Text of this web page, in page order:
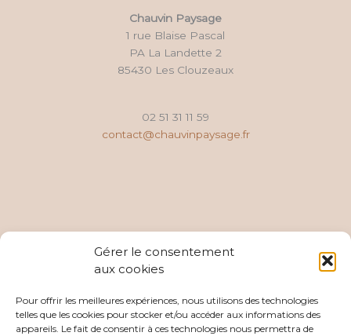
Gérer le consentement
aux cookies
Pour offrir les meilleures expériences, nous utilisons des technologies
telles que les cookies pour stocker et/ou accéder aux informations des
appareils. Le fait de consentir à ces technologies nous permettra de
Chauvin Paysage
1 rue Blaise Pascal
PA La Landette 2
85430 Les Clouzeaux
02 51 31 11 59
contact@chauvinpaysage.fr